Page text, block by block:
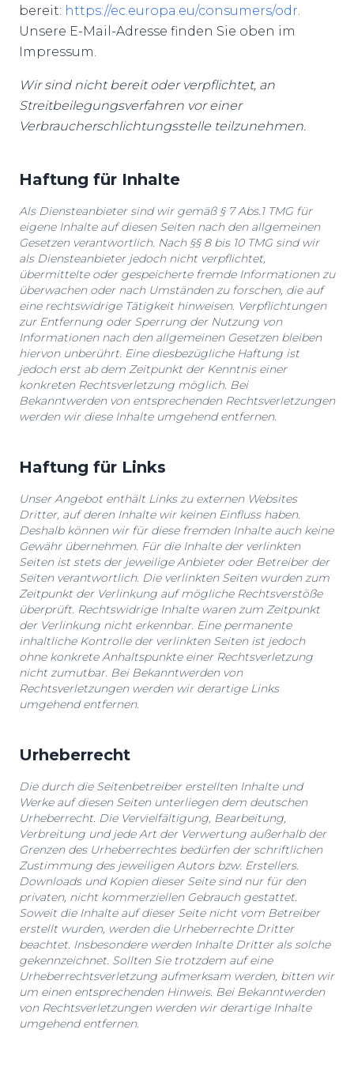
bereit: https://ec.europa.eu/consumers/odr.
Unsere E-Mail-Adresse finden Sie oben im
Impressum.
Wir sind nicht bereit oder verpflichtet, an
Streitbeilegungsverfahren vor einer
Verbraucherschlichtungsstelle teilzunehmen.
Haftung für Inhalte
Als Diensteanbieter sind wir gemäß § 7 Abs.1 TMG für
eigene Inhalte auf diesen Seiten nach den allgemeinen
Gesetzen verantwortlich. Nach §§ 8 bis 10 TMG sind wir
als Diensteanbieter jedoch nicht verpflichtet,
übermittelte oder gespeicherte fremde Informationen zu
überwachen oder nach Umständen zu forschen, die auf
eine rechtswidrige Tätigkeit hinweisen. Verpflichtungen
zur Entfernung oder Sperrung der Nutzung von
Informationen nach den allgemeinen Gesetzen bleiben
hiervon unberührt. Eine diesbezügliche Haftung ist
jedoch erst ab dem Zeitpunkt der Kenntnis einer
konkreten Rechtsverletzung möglich. Bei
Bekanntwerden von entsprechenden Rechtsverletzungen
werden wir diese Inhalte umgehend entfernen.
Haftung für Links
Unser Angebot enthält Links zu externen Websites
Dritter, auf deren Inhalte wir keinen Einfluss haben.
Deshalb können wir für diese fremden Inhalte auch keine
Gewähr übernehmen. Für die Inhalte der verlinkten
Seiten ist stets der jeweilige Anbieter oder Betreiber der
Seiten verantwortlich. Die verlinkten Seiten wurden zum
Zeitpunkt der Verlinkung auf mögliche Rechtsverstöße
überprüft. Rechtswidrige Inhalte waren zum Zeitpunkt
der Verlinkung nicht erkennbar. Eine permanente
inhaltliche Kontrolle der verlinkten Seiten ist jedoch
ohne konkrete Anhaltspunkte einer Rechtsverletzung
nicht zumutbar. Bei Bekanntwerden von
Rechtsverletzungen werden wir derartige Links
umgehend entfernen.
Urheberrecht
Die durch die Seitenbetreiber erstellten Inhalte und
Werke auf diesen Seiten unterliegen dem deutschen
Urheberrecht. Die Vervielfältigung, Bearbeitung,
Verbreitung und jede Art der Verwertung außerhalb der
Grenzen des Urheberrechtes bedürfen der schriftlichen
Zustimmung des jeweiligen Autors bzw. Erstellers.
Downloads und Kopien dieser Seite sind nur für den
privaten, nicht kommerziellen Gebrauch gestattet.
Soweit die Inhalte auf dieser Seite nicht vom Betreiber
erstellt wurden, werden die Urheberrechte Dritter
beachtet. Insbesondere werden Inhalte Dritter als solche
gekennzeichnet. Sollten Sie trotzdem auf eine
Urheberrechtsverletzung aufmerksam werden, bitten wir
um einen entsprechenden Hinweis. Bei Bekanntwerden
von Rechtsverletzungen werden wir derartige Inhalte
umgehend entfernen.